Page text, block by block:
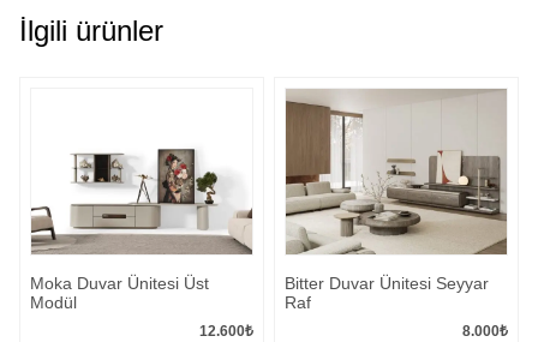
İlgili ürünler
Moka Duvar Ünitesi Üst
Modül
12.600₺
Bitter Duvar Ünitesi Seyyar
Raf
8.000₺